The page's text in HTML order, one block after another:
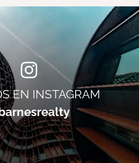
EN INSTAGRAM